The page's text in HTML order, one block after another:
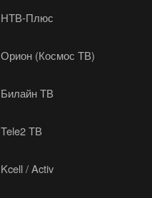
НТВ-Плюс
Орион (Космос ТВ)
Билайн ТВ
Tele2 ТВ
Kcell / Activ